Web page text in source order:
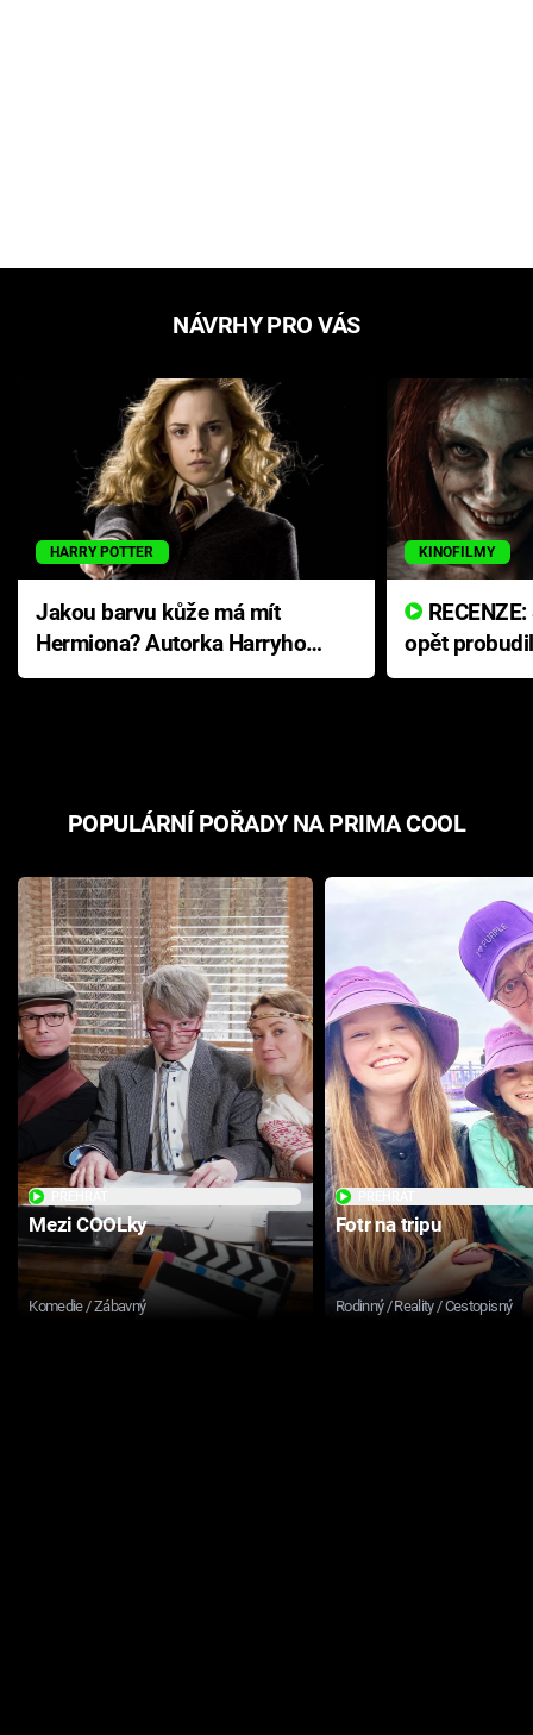
NÁVRHY PRO VÁS
HARRY POTTER
Jakou barvu kůže má mít
Hermiona? Autorka Harryho
Pottera přišla s ráznou
KINOFILMY
opět
přichází s
POPULÁRNÍ POŘADY NA PRIMA COOL
Mezi COOLky
Komedie / Zábavný
Fotr na tripu
Rodinný / Reality / Cestopisný